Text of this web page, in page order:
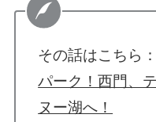
その話はこちら
パーク！西門、
ヌー湖へ！